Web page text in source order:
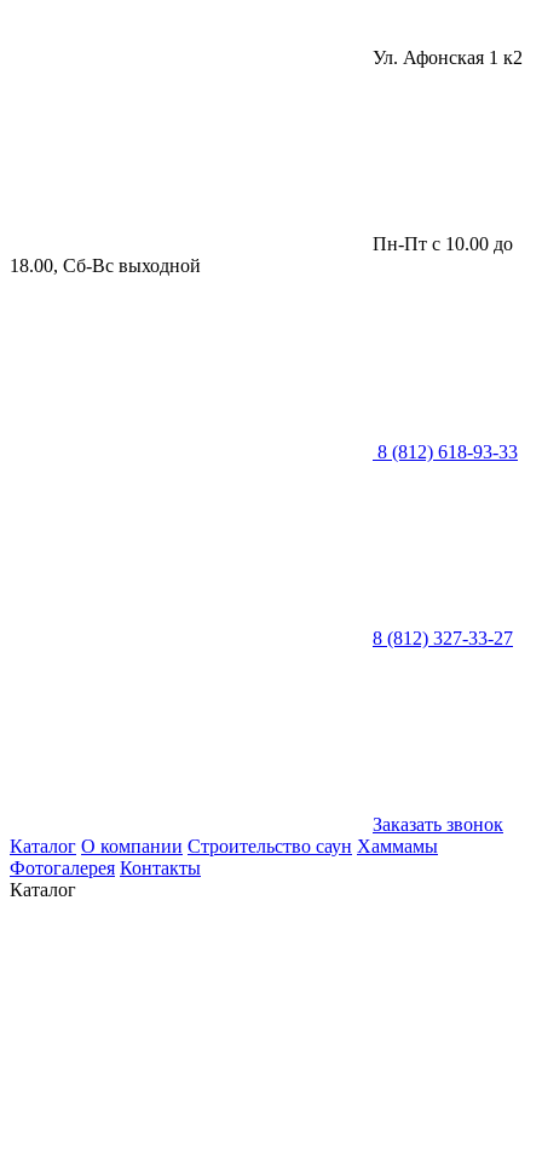
Ул. Афонская 1 к2
Пн-Пт с 10.00 до
18.00, Сб-Вс выходной
8 (812) 618-93-33
8 (812) 327-33-27
Заказать звонок
Каталог О компании Строительство саун Хаммамы
Фотогалерея Контакты
Каталог